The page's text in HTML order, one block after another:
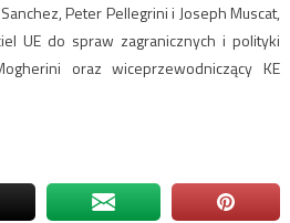
Peter Pellegrini i Joseph Muscat,
UE do spraw zagranicznych i polityki
oraz wiceprzewodniczący KE